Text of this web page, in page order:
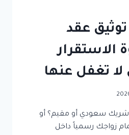
عقد
الاستقرار
لا تغفل عنها
شريك سعودي أو مقيم؟ أو
زواجك رسمياً داخل